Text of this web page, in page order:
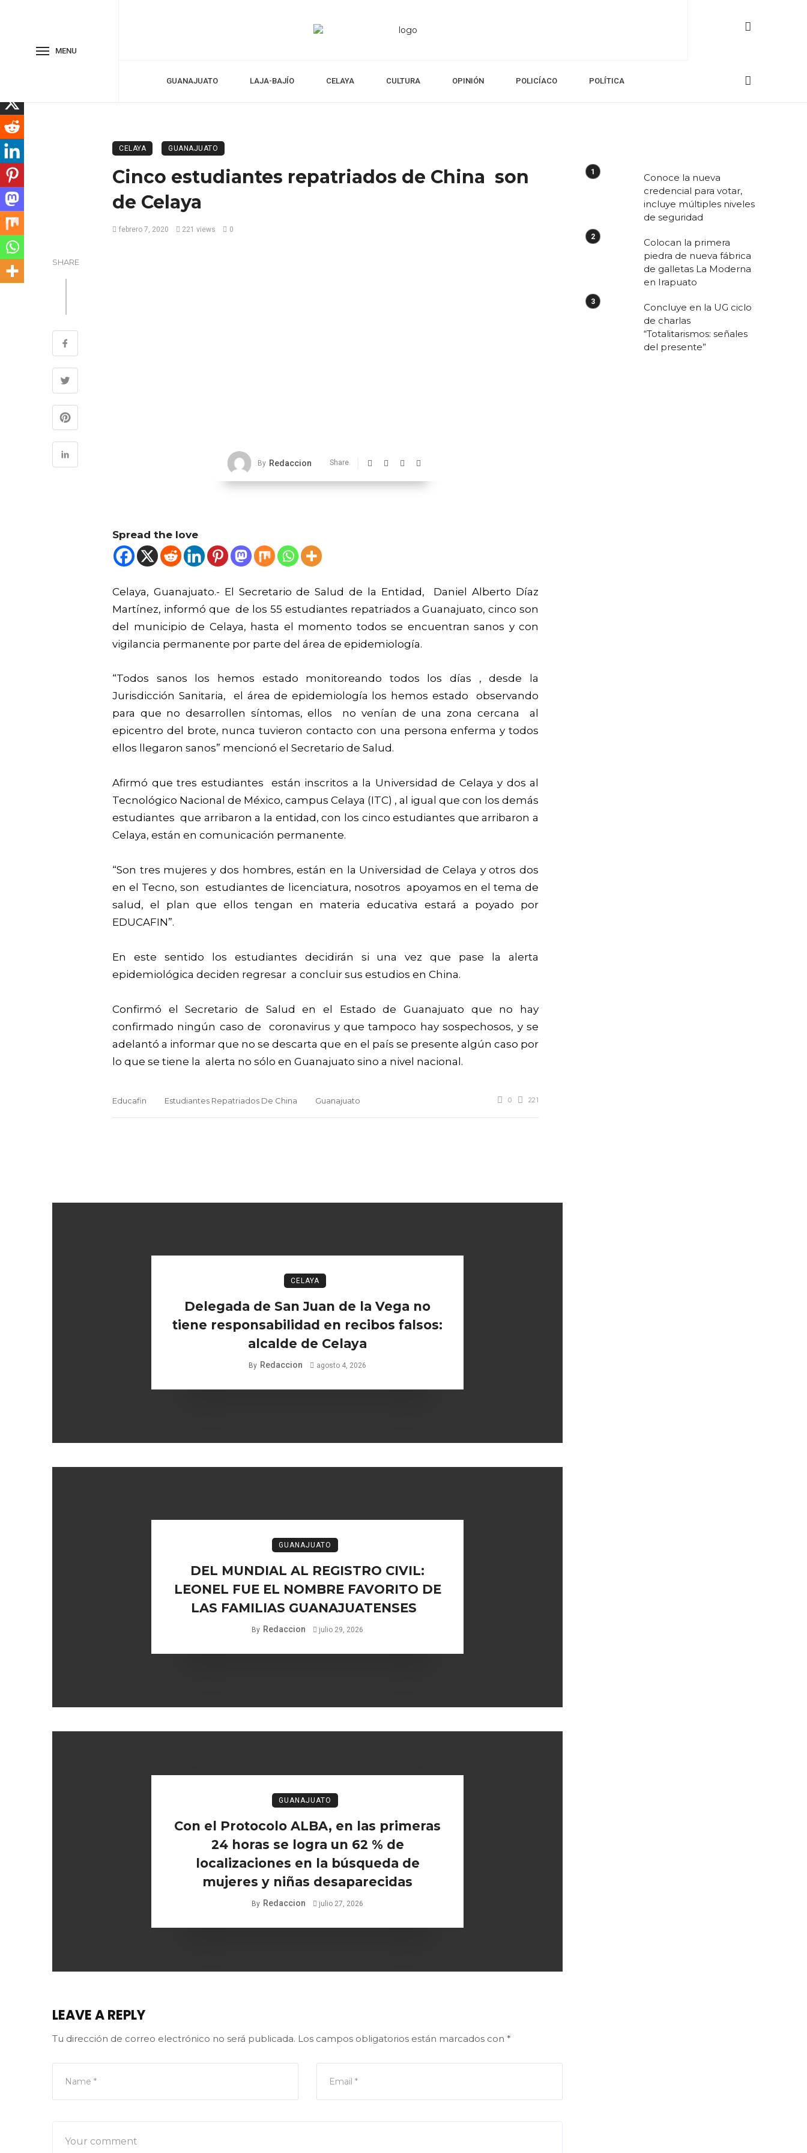
MENU
GUANAJUATO LAJA-BAJÍO CELAYA CULTURA OPINIÓN POLICÍACO POLÍTICA
CELAYA GUANAJUATO
Cinco estudiantes repatriados de China son
de Celaya
febrero 7, 2020 221 views 0
SHARE
By Redaccion Share
Spread the love
Celaya, Guanajuato.- El Secretario de Salud de la Entidad, Daniel Alberto Díaz
Martínez, informó que de los 55 estudiantes repatriados a Guanajuato, cinco son
del municipio de Celaya, hasta el momento todos se encuentran sanos y con
vigilancia permanente por parte del área de epidemiología.
“Todos sanos los hemos estado monitoreando todos los días , desde la
Jurisdicción Sanitaria, el área de epidemiología los hemos estado observando
para que no desarrollen síntomas, ellos no venían de una zona cercana al
epicentro del brote, nunca tuvieron contacto con una persona enferma y todos
ellos llegaron sanos” mencionó el Secretario de Salud.
Afirmó que tres estudiantes están inscritos a la Universidad de Celaya y dos al
Tecnológico Nacional de México, campus Celaya (ITC) , al igual que con los demás
estudiantes que arribaron a la entidad, con los cinco estudiantes que arribaron a
Celaya, están en comunicación permanente.
“Son tres mujeres y dos hombres, están en la Universidad de Celaya y otros dos
en el Tecno, son estudiantes de licenciatura, nosotros apoyamos en el tema de
salud, el plan que ellos tengan en materia educativa estará a poyado por
EDUCAFIN”.
En este sentido los estudiantes decidirán si una vez que pase la alerta
epidemiológica deciden regresar a concluir sus estudios en China.
Confirmó el Secretario de Salud en el Estado de Guanajuato que no hay
confirmado ningún caso de coronavirus y que tampoco hay sospechosos, y se
adelantó a informar que no se descarta que en el país se presente algún caso por
lo que se tiene la alerta no sólo en Guanajuato sino a nivel nacional.
Educafin Estudiantes Repatriados De China Guanajuato 0 221
CELAYA
Delegada de San Juan de la Vega no
tiene responsabilidad en recibos falsos:
alcalde de Celaya
By Redaccion agosto 4, 2026
GUANAJUATO
DEL MUNDIAL AL REGISTRO CIVIL:
LEONEL FUE EL NOMBRE FAVORITO DE
LAS FAMILIAS GUANAJUATENSES
By Redaccion julio 29, 2026
GUANAJUATO
Con el Protocolo ALBA, en las primeras
24 horas se logra un 62 % de
localizaciones en la búsqueda de
mujeres y niñas desaparecidas
By Redaccion julio 27, 2026
LEAVE A REPLY
Tu dirección de correo electrónico no será publicada. Los campos obligatorios están marcados con *
Conoce la nueva
credencial para votar,
incluye múltiples niveles
de seguridad
Colocan la primera
piedra de nueva fábrica
de galletas La Moderna
en Irapuato
Concluye en la UG ciclo
de charlas
“Totalitarismos: señales
del presente”